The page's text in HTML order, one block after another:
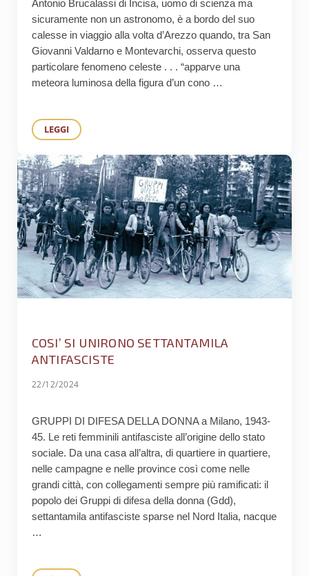
Antonio Brucalassi di Incisa, uomo di scienza ma
sicuramente non un astronomo, è a bordo del suo
calesse in viaggio alla volta d’Arezzo quando, tra San
Giovanni Valdarno e Montevarchi, osserva questo
particolare fenomeno celeste . . . “apparve una
meteora luminosa della figura d’un cono …
LEGGI
200 ANNI FA ANTONIO BRUCALASSI DI INCISA OSSERVÒ E
COSI’ SI UNIRONO SETTANTAMILA
ANTIFASCISTE
22/12/2024
GRUPPI DI DIFESA DELLA DONNA a Milano, 1943-
45. Le reti femminili antifasciste all’origine dello stato
sociale. Da una casa all’altra, di quartiere in quartiere,
nelle campagne e nelle province così come nelle
grandi città, con collegamenti sempre più ramificati: il
popolo dei Gruppi di difesa della donna (Gdd),
settantamila antifasciste sparse nel Nord Italia, nacque
…